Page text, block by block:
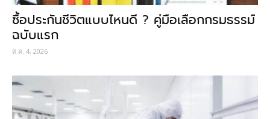
ซื้อประกันชีวิตแบบไหนดี ? คู่มือเลือกกรมธรรม์
ฉบับแรก
ส.ค. 4, 2026